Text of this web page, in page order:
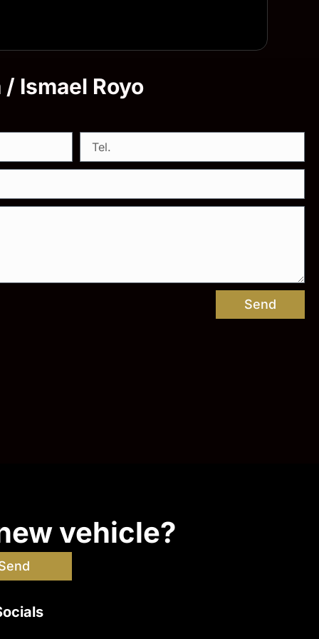
Ismael Royo
Send
vehicle?